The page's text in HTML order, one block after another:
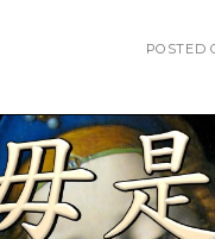
POSTED